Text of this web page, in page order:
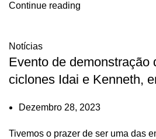
Continue reading
Notícias
Evento de demonstração
ciclones Idai e Kenneth,
Dezembro 28, 2023
Tivemos o prazer de ser uma das